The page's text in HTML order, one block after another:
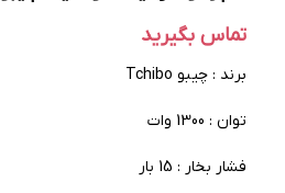
تماس بگیرید
برند : چیبو Tchibo
توان : 1300 وات
فشار بخار : 15 بار